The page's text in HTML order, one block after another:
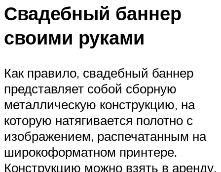
Свадебный баннер
своими руками
Как правило, свадебный баннер
представляет собой сборную
металлическую конструкцию, на
которую натягивается полотно с
изображением, распечатанным на
широкоформатном принтере.
Конструкцию можно взять в аренду,